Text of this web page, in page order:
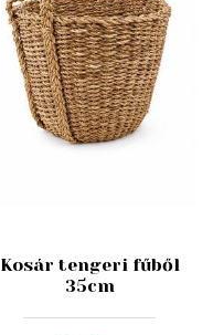
Kosár tengeri fűből
35cm